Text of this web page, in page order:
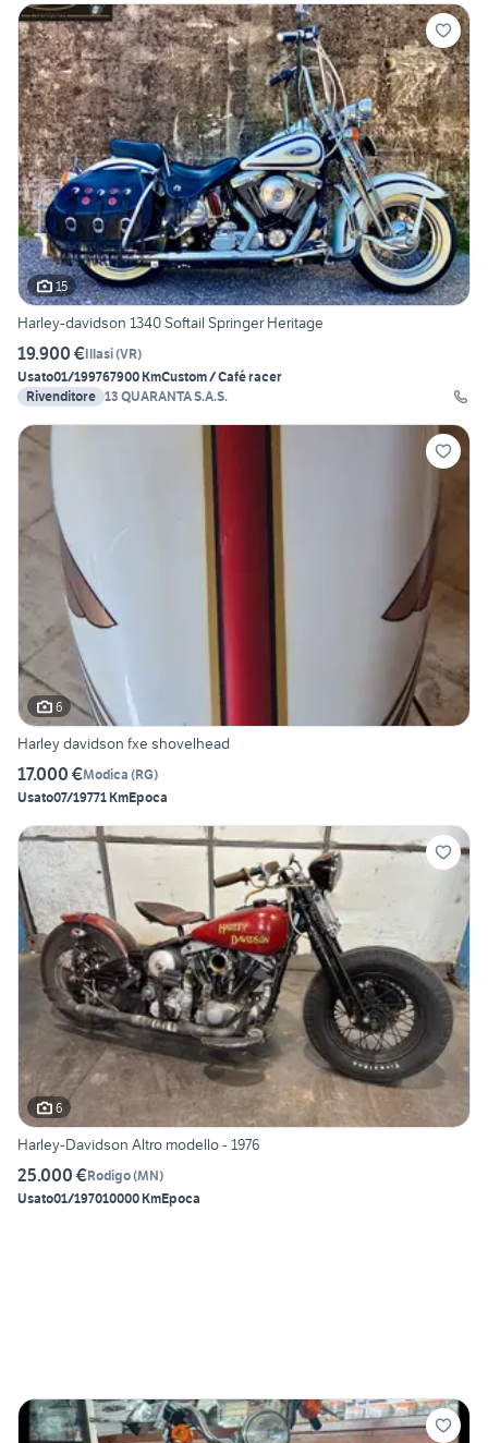
15
Harley-davidson 1340 Softail Springer Heritage
19.900 €Illasi(VR)
Usato01/199767900 KmCustom / Café racer
Rivenditore 13 QUARANTA S.A.S.
6
Harley davidson fxe shovelhead
17.000 €Modica (RG)
Usato07/19771 KmEpoca
6
Harley-Davidson Altro modello - 1976
25.000 €Rodigo(MN)
Usato01/197010000 KmEpoca